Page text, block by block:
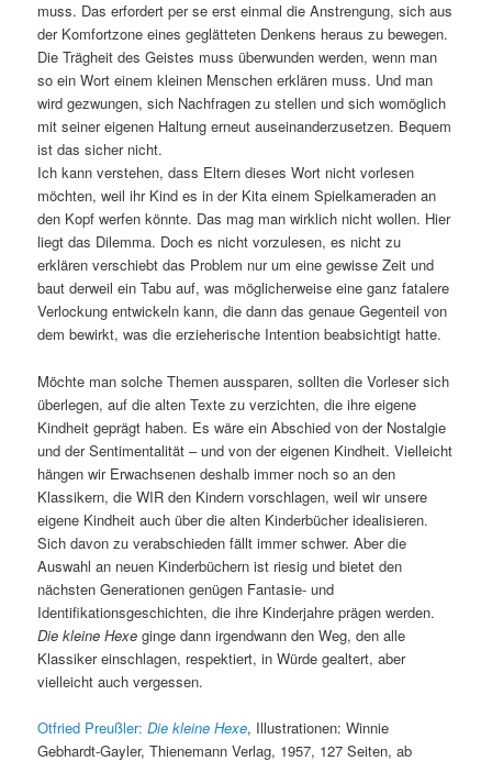
muss. Das erfordert per se erst einmal die Anstrengung, sich aus
der Komfortzone eines geglätteten Denkens heraus zu bewegen.
Die Trägheit des Geistes muss überwunden werden, wenn man
so ein Wort einem kleinen Menschen erklären muss. Und man
wird gezwungen, sich Nachfragen zu stellen und sich womöglich
mit seiner eigenen Haltung erneut auseinanderzusetzen. Bequem
ist das sicher nicht.
Ich kann verstehen, dass Eltern dieses Wort nicht vorlesen
möchten, weil ihr Kind es in der Kita einem Spielkameraden an
den Kopf werfen könnte. Das mag man wirklich nicht wollen. Hier
liegt das Dilemma. Doch es nicht vorzulesen, es nicht zu
erklären verschiebt das Problem nur um eine gewisse Zeit und
baut derweil ein Tabu auf, was möglicherweise eine ganz fatalere
Verlockung entwickeln kann, die dann das genaue Gegenteil von
dem bewirkt, was die erzieherische Intention beabsichtigt hatte.
Möchte man solche Themen aussparen, sollten die Vorleser sich
überlegen, auf die alten Texte zu verzichten, die ihre eigene
Kindheit geprägt haben. Es wäre ein Abschied von der Nostalgie
und der Sentimentalität – und von der eigenen Kindheit. Vielleicht
hängen wir Erwachsenen deshalb immer noch so an den
Klassikern, die WIR den Kindern vorschlagen, weil wir unsere
eigene Kindheit auch über die alten Kinderbücher idealisieren.
Sich davon zu verabschieden fällt immer schwer. Aber die
Auswahl an neuen Kinderbüchern ist riesig und bietet den
nächsten Generationen genügen Fantasie- und
Identifikationsgeschichten, die ihre Kinderjahre prägen werden.
Die kleine Hexe ginge dann irgendwann den Weg, den alle
Klassiker einschlagen, respektiert, in Würde gealtert, aber
vielleicht auch vergessen.
Otfried Preußler:Die kleine Hexe, Illustrationen: Winnie
Gebhardt-Gayler, Thienemann Verlag, 1957, 127 Seiten, ab